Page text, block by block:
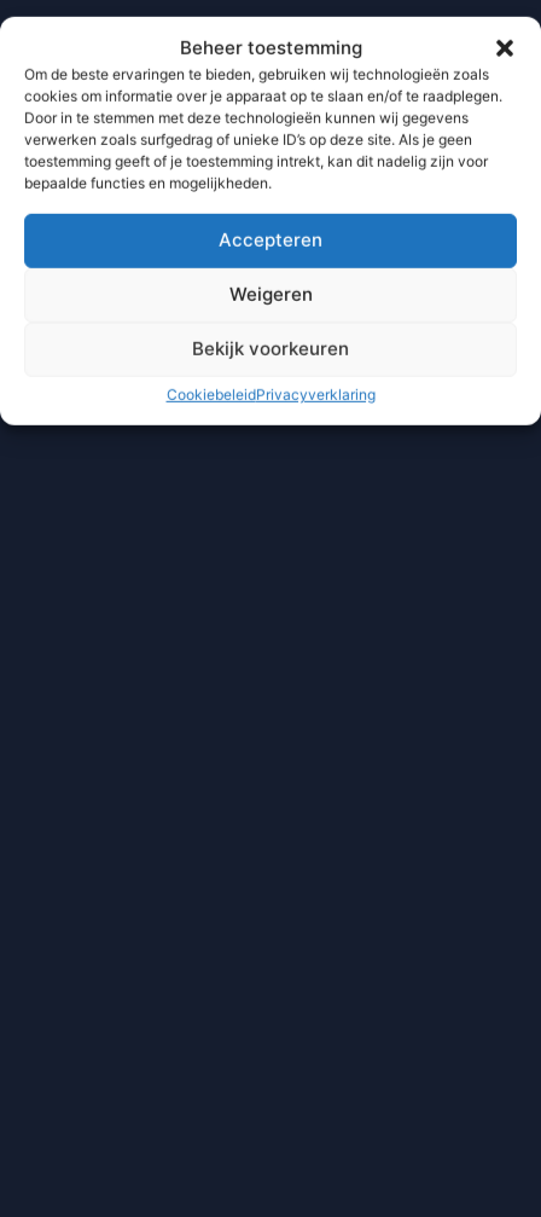
Beheer toestemming
Om de beste ervaringen te bieden, gebruiken wij technologieën zoals
cookies om informatie over je apparaat op te slaan en/of te raadplegen.
Door in te stemmen met deze technologieën kunnen wij gegevens
verwerken zoals surfgedrag of unieke ID’s op deze site. Als je geen
toestemming geeft of je toestemming intrekt, kan dit nadelig zijn voor
bepaalde functies en mogelijkheden.
Accepteren
Weigeren
Bekijk voorkeuren
CookiebeleidPrivacyverklaring